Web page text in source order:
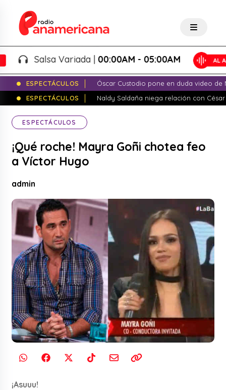
Salsa Variada |00:00AM - 05:00AM
ESPECTÁCULOS
Óscar Custodio pone en duda video de
ESPECTÁCULOS
Naldy Saldaña niega relación con
ESPECTÁCULOS
¡Qué roche! Mayra Goñi chotea feo
a Víctor Hugo
admin
¡Asuuu!